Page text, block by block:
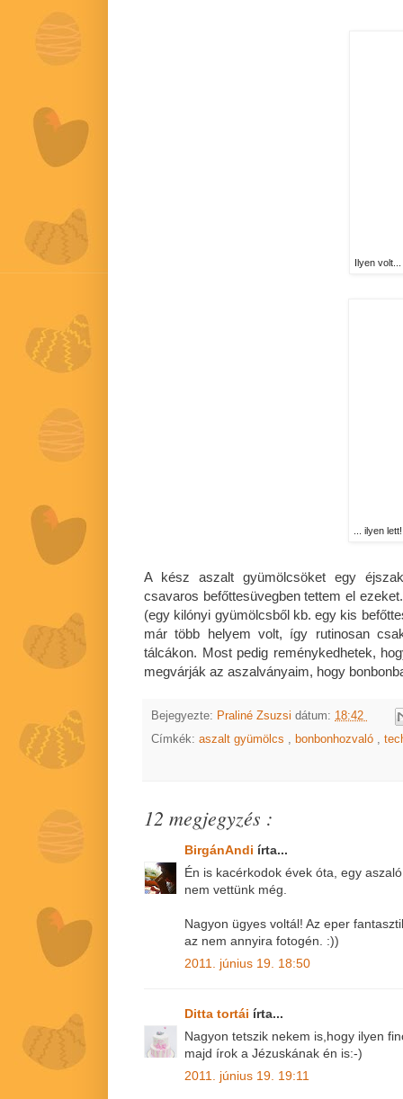
Ilyen volt...
... ilyen lett!
A kész aszalt gyümölcsöket egy
csavaros befőttesüvegben tettem el
(egy kilónyi gyümölcsből kb. egy kis
már több helyem volt, így rutinosan
tálcákon. Most pedig reménykedhetek,
megvárják az aszalványaim, hogy
Bejegyezte: Praliné Zsuzsi dátum: 18:42
Címkék: aszalt gyümölcs , bonbonhozvaló ,
12 megjegyzés :
BirgánAndi írta...
Én is kacérkodok évek óta, egy
nem vettünk még.
Nagyon ügyes voltál! Az eper
az nem annyira fotogén. :))
2011. június 19. 18:50
Ditta tortái írta...
Nagyon tetszik nekem is,hogy ilyen
majd írok a Jézuskának én is:-)
2011. június 19. 19:11